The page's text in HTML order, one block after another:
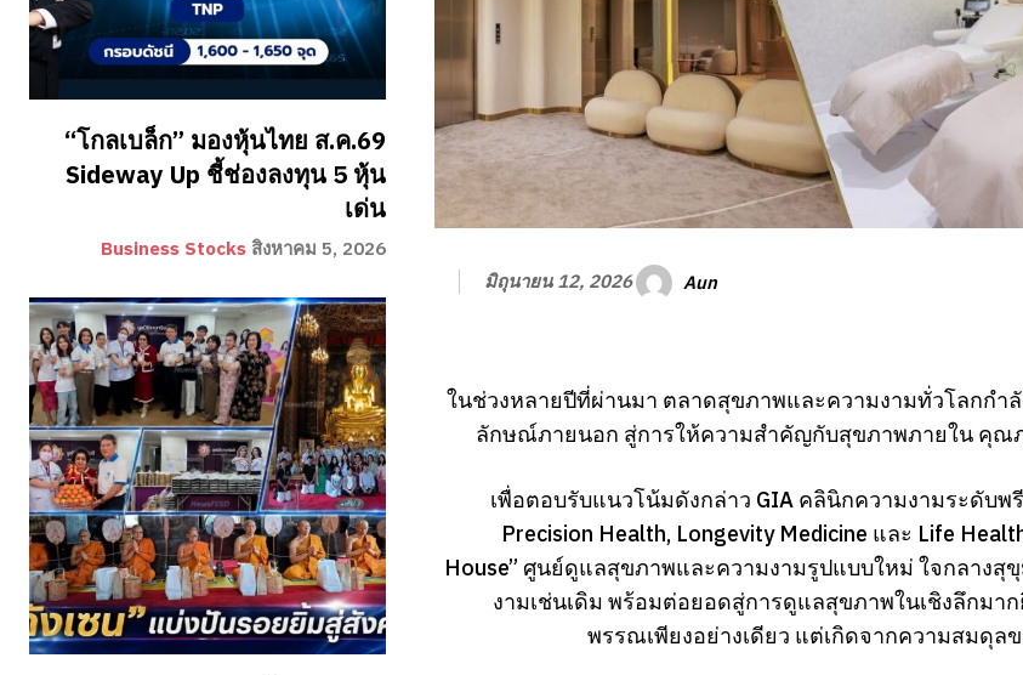
“โกลเบล็ก” มองหุ้นไทย ส.ค.69
Sideway Up ชี้ช่องลงทุน 5 หุ้น
เด่น
Business Stocks สิงหาคม 5, 2026
มิถุนายน 12, 2026 Aun
ในช่วงหลายปีที่ผ่านมา ตลาดสุขภาพและความงามทั่วโลกก
ลักษณ์ภายนอก สู่การให้ความสำคัญกับสุขภาพภายใน คุณ
เพื่อตอบรับแนวโน้มดังกล่าว GIA คลินิกความงามระดับ
Precision Health, Longevity Medicine และ Life
House” ศูนย์ดูแลสุขภาพและความงามรูปแบบใหม่ ใจกลาง
งามเช่นเดิม พร้อมต่อยอดสู่การดูแลสุขภาพในเชิงลึกมา
พรรณเพียงอย่างเดียว แต่เกิดจากความสมดุ